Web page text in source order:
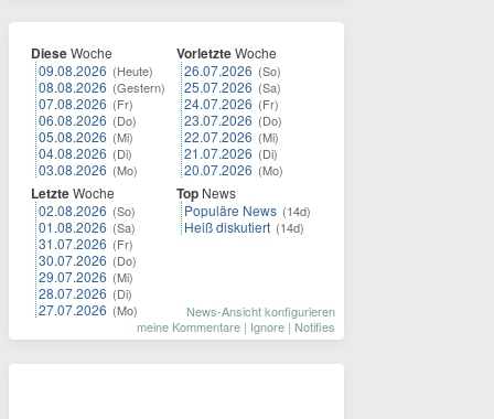
DieseWoche
09.08.2026 (Heute)
08.08.2026 (Gestern)
07.08.2026 (Fr)
06.08.2026 (Do)
05.08.2026 (Mi)
04.08.2026 (Di)
03.08.2026 (Mo)
LetzteWoche
02.08.2026 (So)
01.08.2026 (Sa)
31.07.2026 (Fr)
30.07.2026 (Do)
29.07.2026 (Mi)
28.07.2026 (Di)
27.07.2026 (Mo)
VorletzteWoche
26.07.2026 (So)
25.07.2026 (Sa)
24.07.2026 (Fr)
23.07.2026 (Do)
22.07.2026 (Mi)
21.07.2026 (Di)
20.07.2026 (Mo)
Top News
Populäre News (14d)
Heiß diskutiert (14d)
News-Ansicht konfigurieren
meine Kommentare | Ignore | Notifies